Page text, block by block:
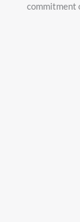
commitment